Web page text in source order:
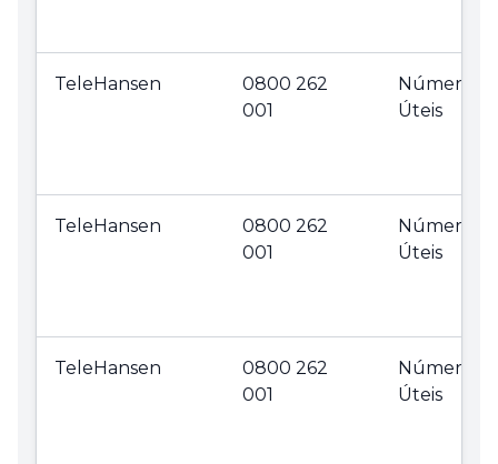
TeleHansen
0800 262
001
Números
Úteis
TeleHansen
0800 262
001
Números
Úteis
TeleHansen
0800 262
001
Números
Úteis